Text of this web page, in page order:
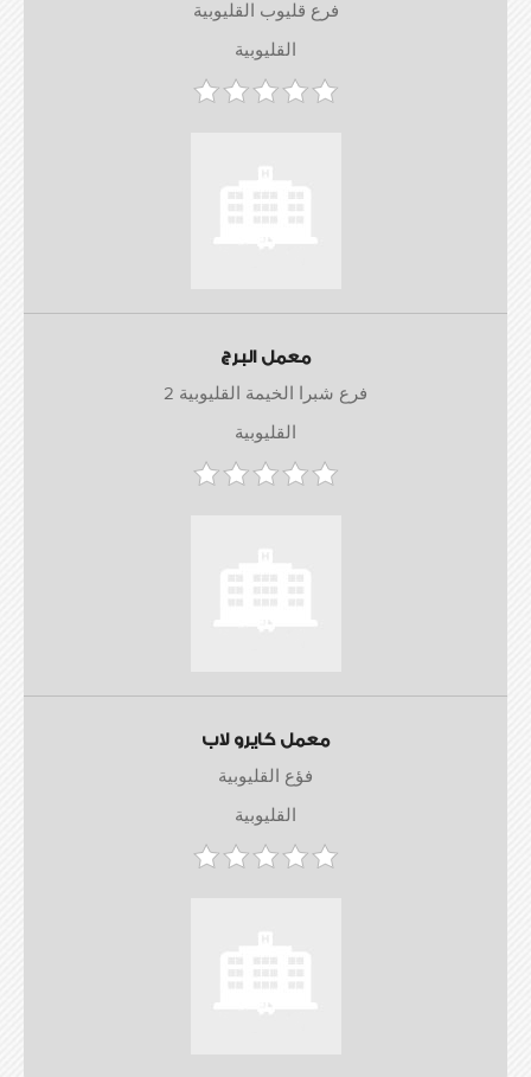
فرع قليوب القليوبية
القليوبية
معمل البرج
فرع شبرا الخيمة القليوبية 2
القليوبية
معمل كايرو لاب
فؤع القليوبية
القليوبية